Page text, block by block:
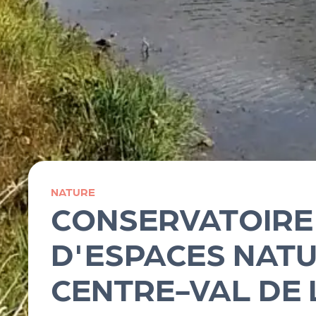
NATURE
CONSERVATOIRE
D'ESPACES
CENTRE-VAL DE
R
O
G!
Le
M
ag
Su
ivr